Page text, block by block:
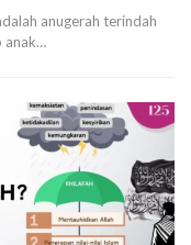
anugerah terindah
anak…